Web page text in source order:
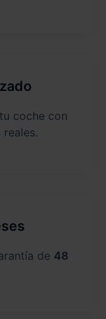
coche con
reales.
de 48